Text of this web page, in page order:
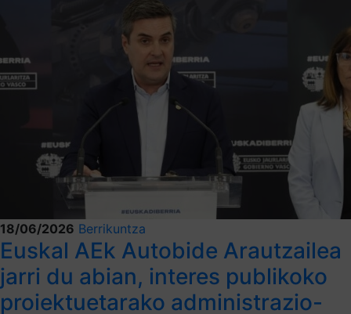
18/06/2026 Berrikuntza
Euskal AEk Autobide Arautzailea
jarri du abian, interes publikoko
proiektuetarako administrazio-